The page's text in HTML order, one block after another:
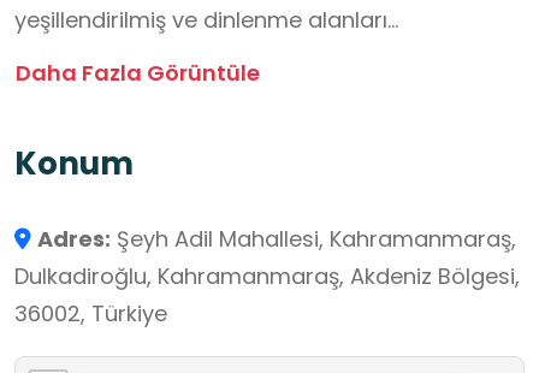
yeşillendirilmiş ve dinlenme alanları
oluşturulmuş tarihi bir mekandır. Adını 17.
barındırır. Ziyaretçilerine hem tarihi bir atmosfer
sağlayan bölge, Kurtuluş Savaşı kahramanları
başta olmak üzere şehir için önemli birçok
şahsiyetin ebedi istirahatgahıdır. Yakınında
bulunan tarihi Şeyh Adil Çeşmesi ile birlikte bir
Daha Fazla Görüntüle
Konum
Adres: Şeyh Adil Mahallesi, Kahramanmaraş,
Dulkadiroğlu, Kahramanmaraş, Akdeniz Bölgesi,
36002, Türkiye